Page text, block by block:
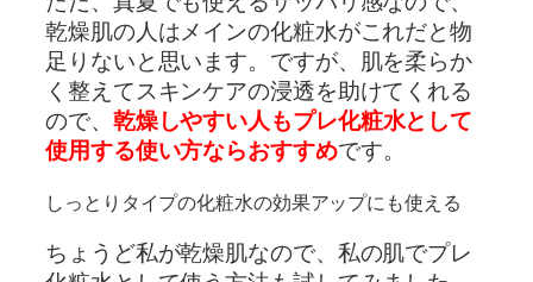
乾燥肌の人はメインの化粧水がこれだと物
足りないと思います。ですが、肌を柔らか
く整えてスキンケアの浸透を助けてくれる
ので、 乾燥しやすい人もプレ化粧水として
使用する使い方ならおすすめです。
しっとりタイプの化粧水の効果アップにも使える
ちょうど私が乾燥肌なので、私の肌でプレ